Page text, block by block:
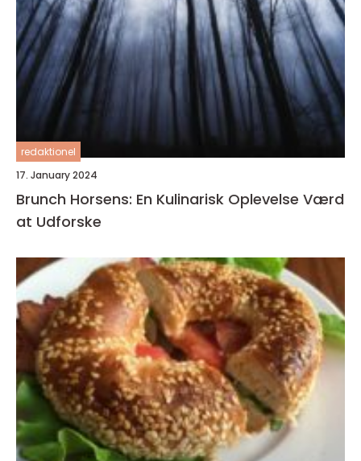
redaktionel
17. January 2024
Brunch Horsens: En Kulinarisk Oplevelse Værd
at Udforske